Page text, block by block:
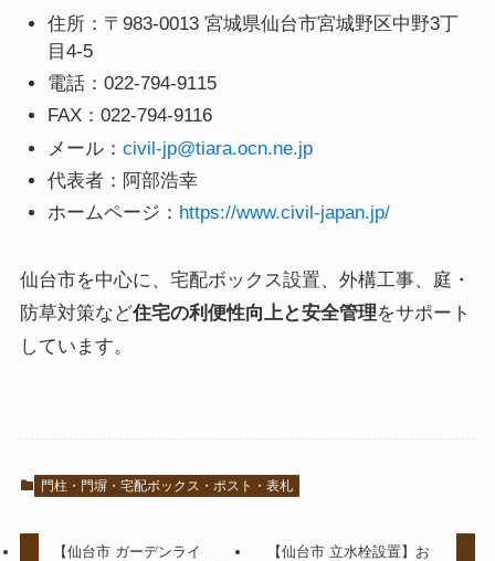
住所：〒983-0013 宮城県仙台市宮城野区中野3丁
目4-5
電話：022-794-9115
FAX：022-794-9116
メール：civil-jp@tiara.ocn.ne.jp
代表者：阿部浩幸
ホームページ： https://www.civil-japan.jp/
仙台市を中心に、宅配ボックス設置、外構工事、庭・
防草対策など住宅の利便性向上と安全管理をサポート
しています。
門柱・門塀・宅配ボックス・ポスト・表札
【仙台市 ガーデンライ
【仙台市 立水栓設置】お